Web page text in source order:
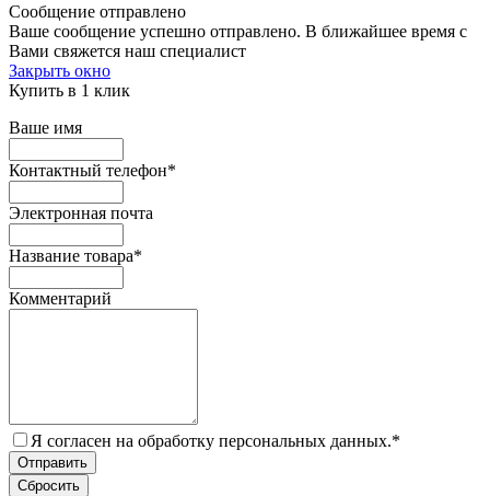
Сообщение отправлено
Ваше сообщение успешно отправлено. В ближайшее время с
Вами свяжется наш специалист
Закрыть окно
Купить в 1 клик
Ваше имя
Контактный телефон*
Электронная почта
Название товара*
Комментарий
Я согласен на обработку персональных данных.*